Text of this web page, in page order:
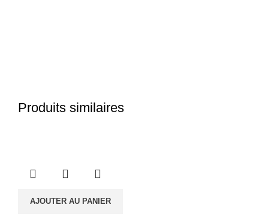
Produits similaires
AJOUTER AU PANIER